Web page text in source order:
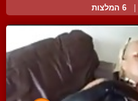
6 המלצות